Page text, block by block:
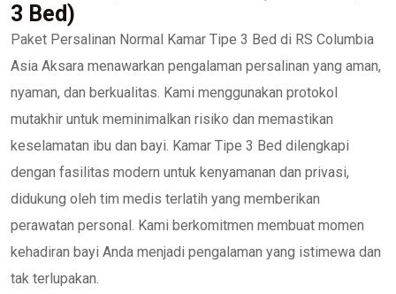
3 Bed)
Paket Persalinan Normal Kamar Tipe 3 Bed di RS Columbia
Asia Aksara menawarkan pengalaman persalinan yang aman,
nyaman, dan berkualitas. Kami menggunakan protokol
mutakhir untuk meminimalkan risiko dan memastikan
keselamatan ibu dan bayi. Kamar Tipe 3 Bed dilengkapi
dengan fasilitas modern untuk kenyamanan dan privasi,
didukung oleh tim medis terlatih yang memberikan
perawatan personal. Kami berkomitmen membuat momen
kehadiran bayi Anda menjadi pengalaman yang istimewa dan
tak terlupakan.